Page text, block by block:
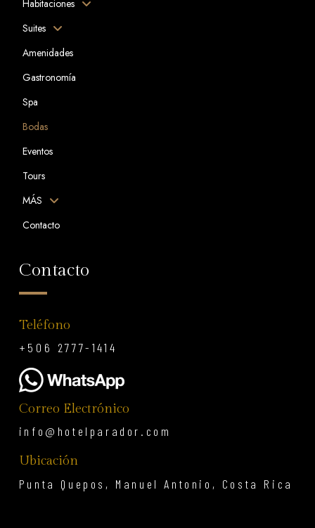
Habitaciones
Suites
Amenidades
Gastronomía
Spa
Bodas
Eventos
Tours
MÁS
Contacto
Contacto
Teléfono
+506 2777-1414
Correo Electrónico
info@hotelparador.com
Ubicación
Punta Quepos, Manuel Antonio, Costa Rica